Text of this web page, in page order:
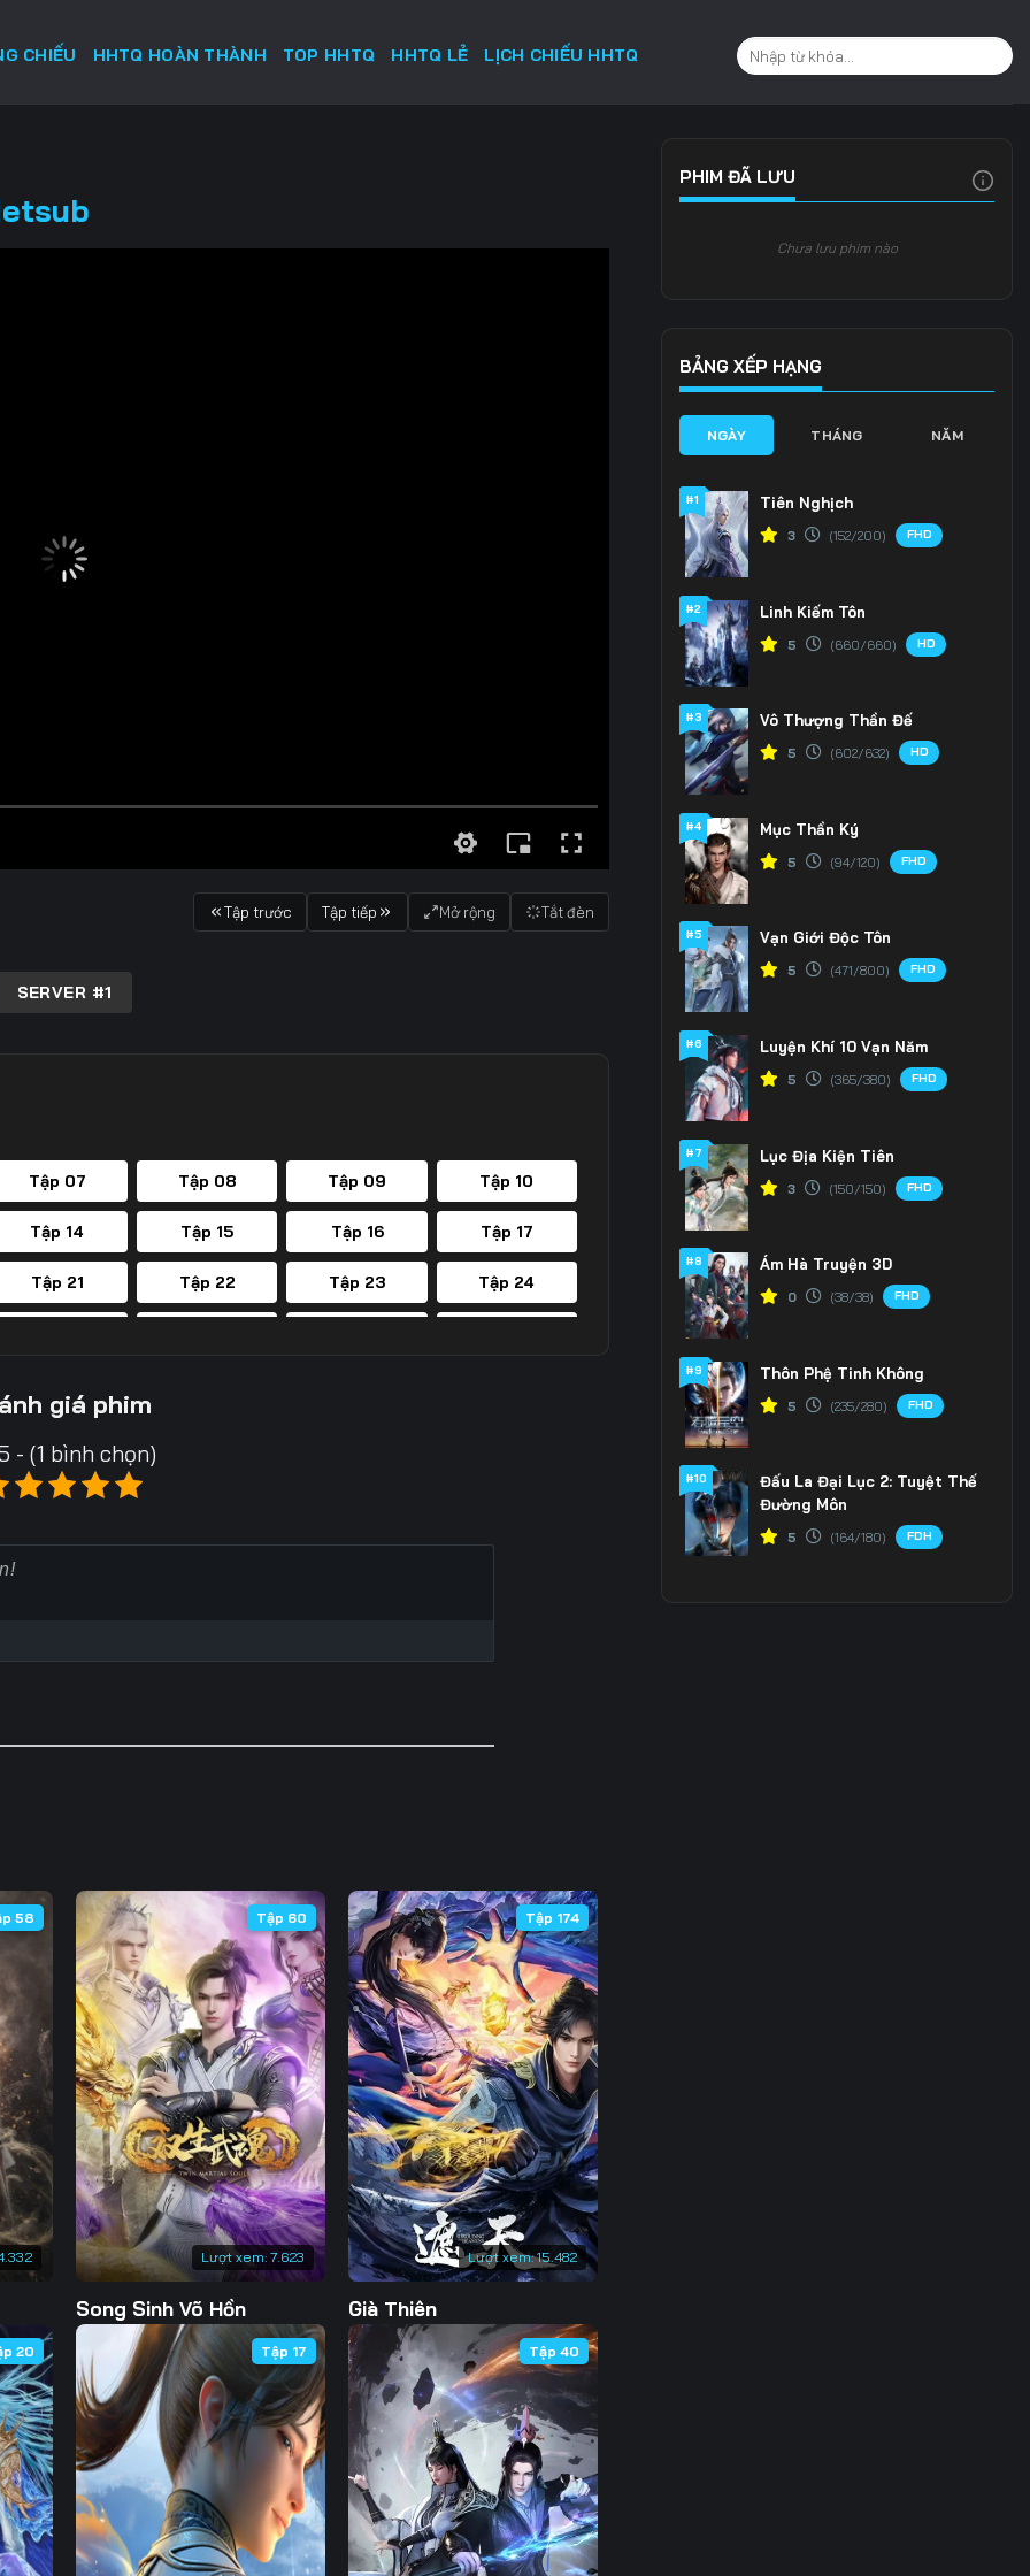
CHIẾU HHTQ HOÀN THÀNH TOP HHTQ HHTQ LẺ LỊCH CHIẾU HHTQ
Tập trước Tập tiếp Mở rộng Tắt đèn
SERVER #1
Tập 07 Tập 08 Tập 09 Tập 10
Tập 14 Tập 15 Tập 16 Tập 17
Tập 21 Tập 22 Tập 23 Tập 24
Tập 49
Tập 105 Tập 106 Tập 107 Tập 108
Tập 112 Tập 113 Tập 114 Tập 115
Tập 119 Tập 120 Tập 121 Tập 122
Tập 126 Tập 127 Tập 128 Tập 129
Tập 133 Tập 134 Tập 135 Tập 136
Tập 140 Tập 141 Tập 142 Tập 143
Tập 147 Tập 148 Tập 149 Tập 150
Tập 154 Tập 155 Tập 156 Tập 157
Tập 162
Tập 168 Tập 169 Tập 170 Tập 171
Tập 175 Tập 176 Tập 177 Tập 178
Tập 182 Tập 183 Tập 184 Tập 185
Tập 189 Tập 190 Tập 191 Tập 192
Tập 196 Tập 197 Tập 198 Tập 199
giá phim
- (1 bình chọn)
58
Lượt xem: 7.623
Tập 60
Song Sinh Võ Hồn
Lượt xem:15.482
Tập 174
Già Thiên
20 Tập 17 Tập 40
PHIM ĐÃ LƯU
Chưa lưu phim nào
BẢNG XẾP HẠNG
NGÀY THÁNG NĂM
#1 Tiên Nghịch
3 (152/200) FHD
#2 Linh Kiếm Tôn
5 (660/660) HD
#3 Vô Thượng Thần Đế
5 (602/632) HD
#4 Mục Thần Ký
5 (94/120) FHD
#5 Vạn Giới Độc Tôn
5 (471/800) FHD
#6 Luyện Khí 10 Vạn Năm
5 (365/380) FHD
#7 Lục Địa Kiện Tiên
3 (150/150) FHD
#8 Ám Hà Truyện 3D
0 (38/38) FHD
#9 Thôn Phệ Tinh Không
5 (235/280) FHD
#10
Đấu La Đại Lục 2: Tuyệt Thế
Đường Môn
5 (164/180) FDH